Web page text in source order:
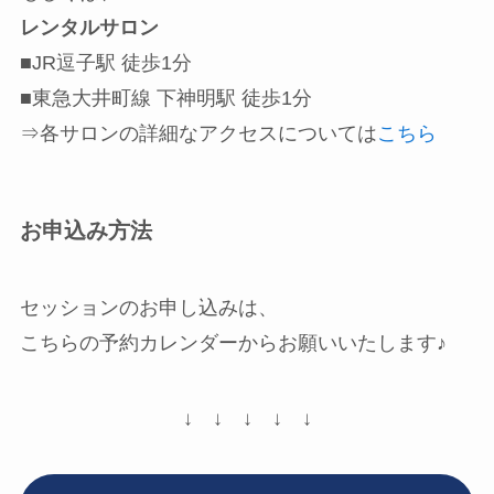
レンタルサロン
■JR逗子駅 徒歩1分
■東急大井町線 下神明駅 徒歩1分
⇒各サロンの詳細なアクセスについてはこちら
お申込み方法
セッションのお申し込みは、
こちらの予約カレンダーからお願いいたします♪
↓ ↓ ↓ ↓ ↓